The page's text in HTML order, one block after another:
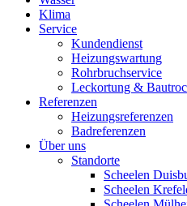
Klima
Service
Kundendienst
Heizungswartung
Rohrbruchservice
Leckortung &
Referenzen
Heizungsreferenzen
Badreferenzen
Über uns
Standorte
Scheelen
Scheelen